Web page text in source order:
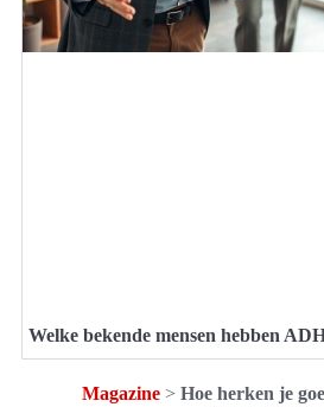
Welke bekende mensen hebben
Magazine> Hoe herken je